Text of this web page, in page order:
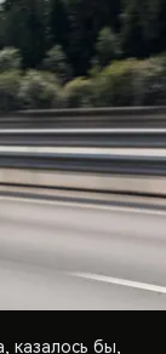
казалось бы,